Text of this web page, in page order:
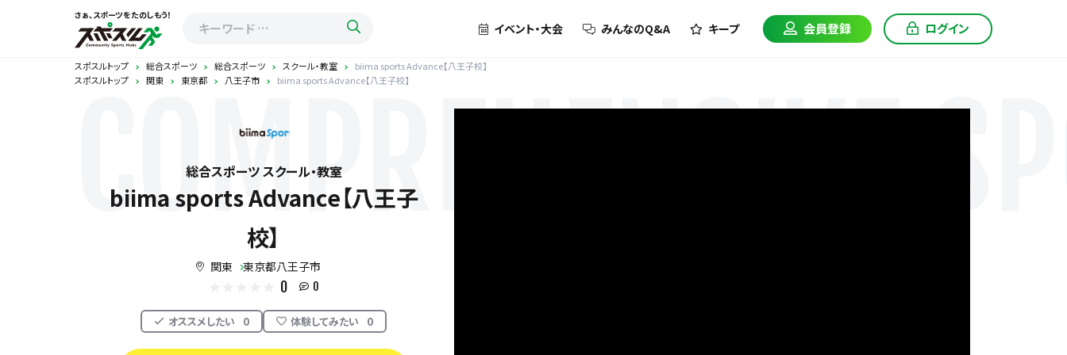
さぁ、スポーツをたのしもう！
イベント・大会 みんなのQ&A キープ 会員登録 ログイン
スポスルトップ 総合スポーツ 総合スポーツ スクール・教室
biima sports Advance【八王子校】
スポスルトップ
関東 東京都 八王子市 biima sports Advance【八王子校】
COMPREHENSIVE
総合スポーツ スクール・教室
biima sports Advance【八王子
校】
関東 東京都八王子市
0 0
オススメしたい 0 体験してみたい 0